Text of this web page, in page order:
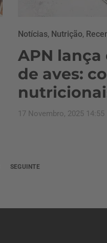
Notícias, Nutrição,
APN lança
de aves:
17 Novembro, 2025 14:55
SEGUINTE